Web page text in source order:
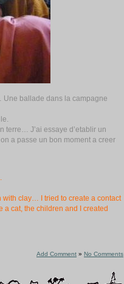
Une ballade dans la campagne
terre… J’ai essaye d’etablir un
a passe un bon moment a creer
with clay… I tried to create a contact
a cat, the children and I created
Add Comment » No Comments